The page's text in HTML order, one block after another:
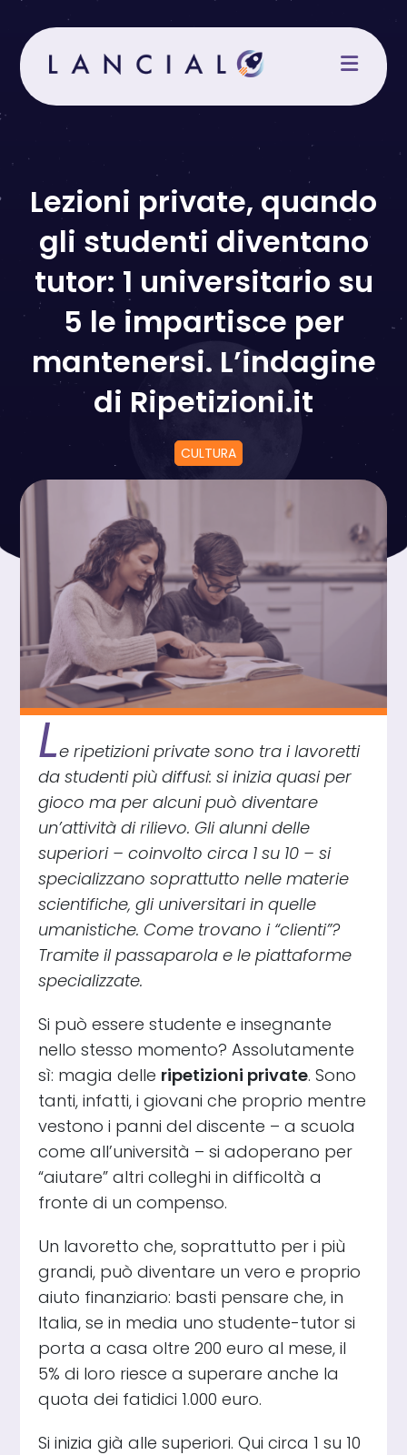
contenuto
Lezioni private, quando
gli studenti diventano
tutor: 1 universitario su
5 le impartisce per
mantenersi. L’indagine
di Ripetizioni.it
CULTURA
Le ripetizioni private sono tra i lavoretti
da studenti più diffusi: si inizia quasi per
gioco ma per alcuni può diventare
un’attività di rilievo. Gli alunni delle
superiori – coinvolto circa 1 su 10 – si
specializzano soprattutto nelle materie
scientifiche, gli universitari in quelle
umanistiche. Come trovano i “clienti”?
Tramite il passaparola e le piattaforme
specializzate.
Si può essere studente e insegnante
nello stesso momento? Assolutamente
sì: magia delle ripetizioni private. Sono
tanti, infatti, i giovani che proprio mentre
vestono i panni del discente – a scuola
come all’università – si adoperano per
“aiutare” altri colleghi in difficoltà a
fronte di un compenso.
Un lavoretto che, soprattutto per i più
grandi, può diventare un vero e proprio
aiuto finanziario: basti pensare che, in
Italia, se in media uno studente-tutor si
porta a casa oltre 200 euro al mese, il
5% di loro riesce a superare anche la
quota dei fatidici 1.000 euro.
Si inizia già alle superiori. Qui circa 1 su 10